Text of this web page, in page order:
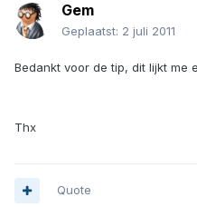
Gem
Geplaatst: 2 juli 2011
Bedankt voor de tip, dit lijkt me
Thx
Quote